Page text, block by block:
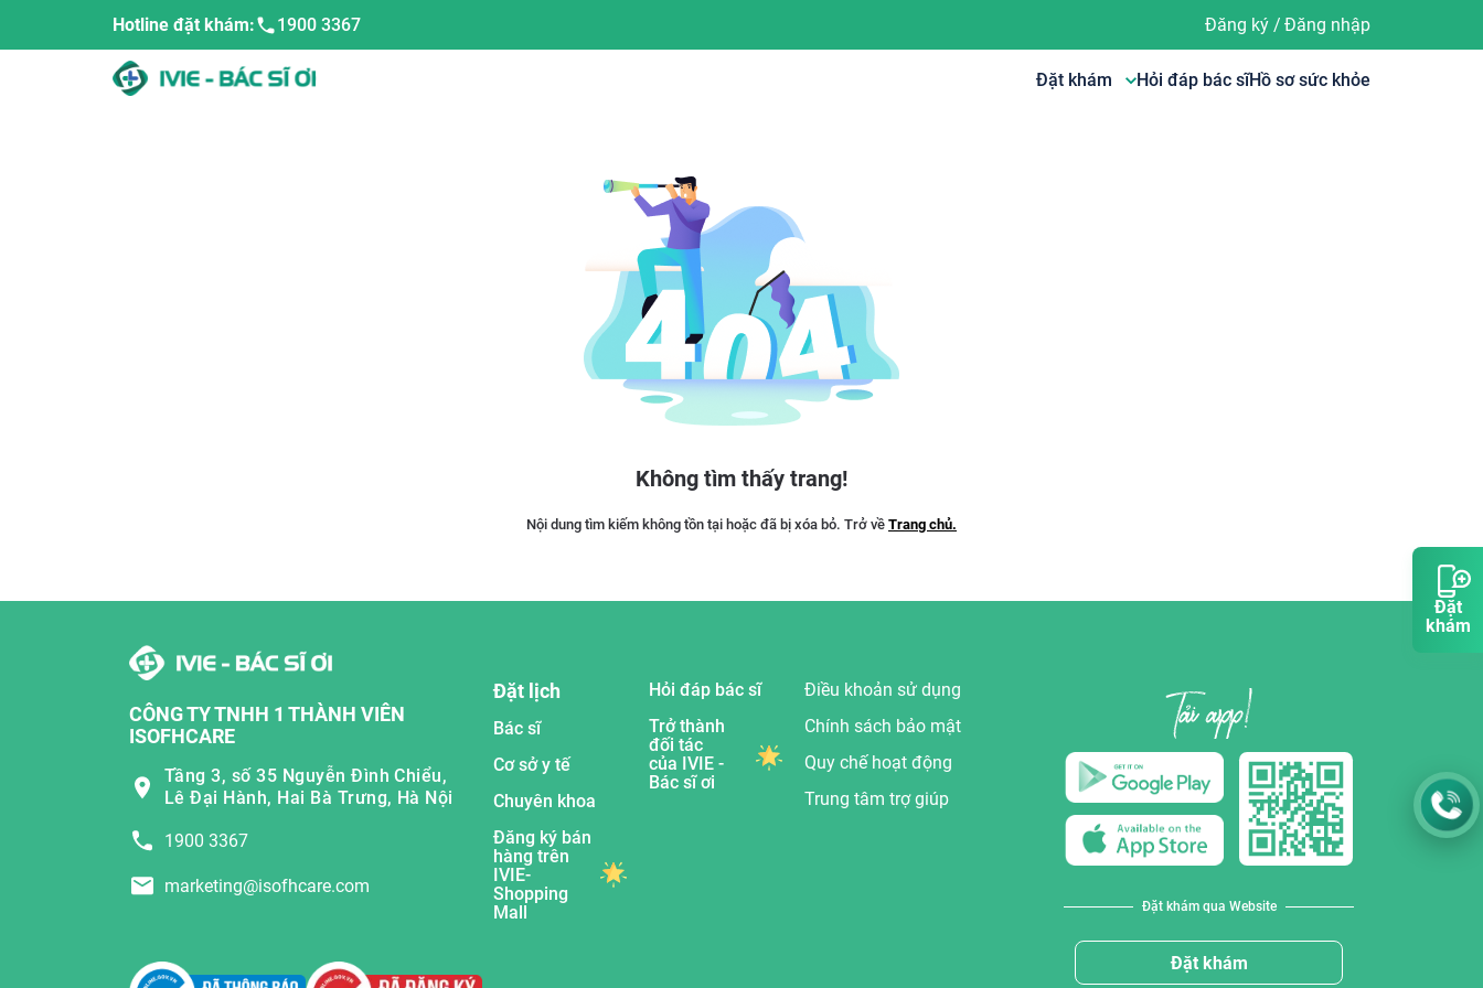
Đặt
khám
Hotline đặt khám: 1900 3367 Đăng ký/ Đăng nhập
Đặt khám Hỏi đáp bác sĩHồ sơ sức khỏe
Không tìm thấy trang!
Nội dung tìm kiếm không tồn tại hoặc đã bị xóa bỏ. Trở về Trang chủ.
CÔNG TY TNHH 1 THÀNH VIÊN
ISOFHCARE
Tầng 3, số 35 Nguyễn Đình Chiểu,
Lê Đại Hành, Hai Bà Trưng, Hà Nội
1900 3367
marketing@isofhcare.com
Đặt lịch
Bác sĩ
Cơ sở y tế
Chuyên khoa
Đăng ký bán
hàng trên
IVIE-
Shopping
Mall
Hỏi đáp bác sĩ
Trở thành
đối tác
của IVIE -
Bác sĩ ơi
Điều khoản sử dụng
Chính sách bảo mật
Quy chế hoạt động
Trung tâm trợ giúp
Đặt khám qua Website
Đặt khám